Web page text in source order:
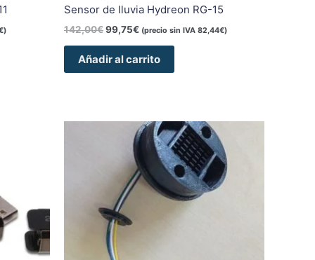
)
Sensor de lluvia Hydreon RG-15
142,00€99,75€ (precio sin IVA 82,44€)
Añadir al carrito